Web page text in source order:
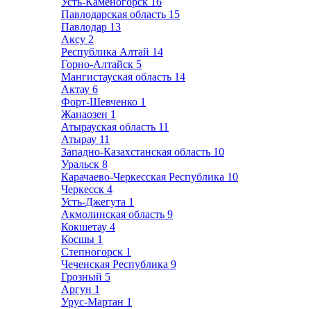
Павлодарская область 15
Павлодар 13
Аксу 2
Республика Алтай 14
Горно-Алтайск 5
Мангистауская область 14
Актау 6
Форт-Шевченко 1
Жанаозен 1
Атырауская область 11
Атырау 11
Западно-Казахстанская область 10
Уральск 8
Карачаево-Черкесская Республика 10
Черкесск 4
Усть-Джегута 1
Акмолинская область 9
Кокшетау 4
Косшы 1
Степногорск 1
Чеченская Республика 9
Грозный 5
Аргун 1
Урус-Мартан 1